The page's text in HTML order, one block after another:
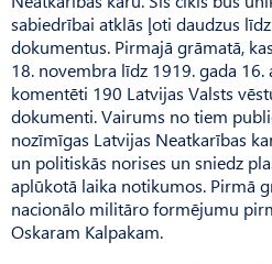
sabiedrībai atklās ļoti daudzus
dokumentus. Pirmajā grāmatā,
18. novembra līdz 1919. gada
komentēti 190 Latvijas Valsts
dokumenti. Vairums no tiem
nozīmīgas Latvijas Neatkarības
un politiskās norises un sniedz
aplūkotā laika notikumos. Pirmā
nacionālo militāro formējumu
Oskaram Kalpakam.